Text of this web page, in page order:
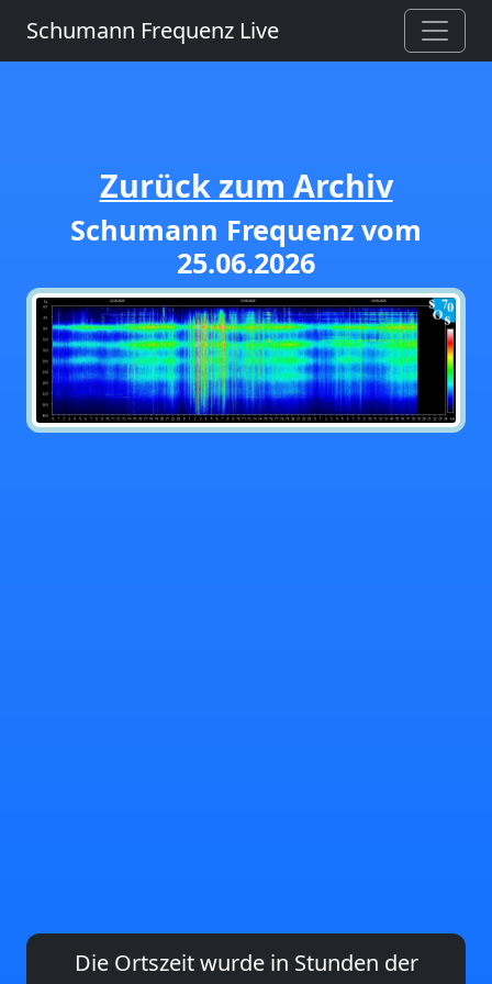
Schumann Frequenz Live
Zurück zum Archiv
Schumann Frequenz vom
25.06.2026
Die Ortszeit wurde in Stunden der